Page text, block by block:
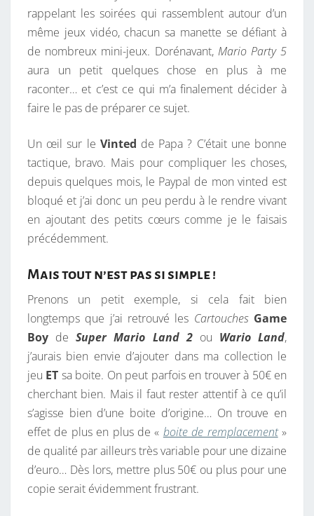
rappelant les soirées qui rassemblent autour d’un
même jeux vidéo, chacun sa manette se défiant à
de nombreux mini-jeux. Dorénavant, Mario Party 5
aura un petit quelques chose en plus à me
raconter… et c’est ce qui m’a finalement décider à
faire le pas de préparer ce sujet.
Un œil sur le Vinted de Papa ? C’était une bonne
tactique, bravo. Mais pour compliquer les choses,
depuis quelques mois, le Paypal de mon vinted est
bloqué et j’ai donc un peu perdu à le rendre vivant
en ajoutant des petits cœurs comme je le faisais
précédemment.
Mais tout n’est pas si simple !
Prenons un petit exemple, si cela fait bien
longtemps que j’ai retrouvé les Cartouches Game
Boy deSuper Mario Land 2ou Wario Land,
j’aurais bien envie d’ajouter dans ma collection le
jeu ET sa boite. On peut parfois en trouver à 50€ en
cherchant bien. Mais il faut rester attentif à ce qu’il
s’agisse bien d’une boite d’origine… On trouve en
effet de plus en plus de « boite de remplacement»
de qualité par ailleurs très variable pour une dizaine
d’euro… Dès lors, mettre plus 50€ ou plus pour une
copie serait évidemment frustrant.